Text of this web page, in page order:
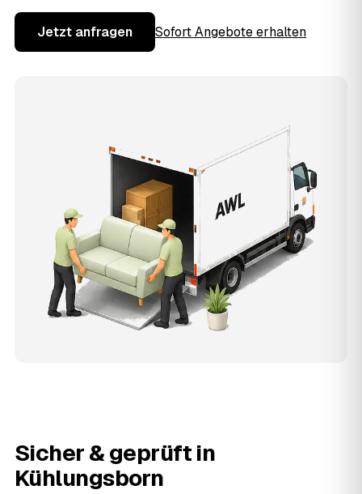
Jetzt anfragen Sofort Angebote erhalten
Sicher & geprüft in
Kühlungsborn